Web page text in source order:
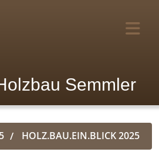
Semmler
/ HOLZ.BAU.EIN.BLICK 2025